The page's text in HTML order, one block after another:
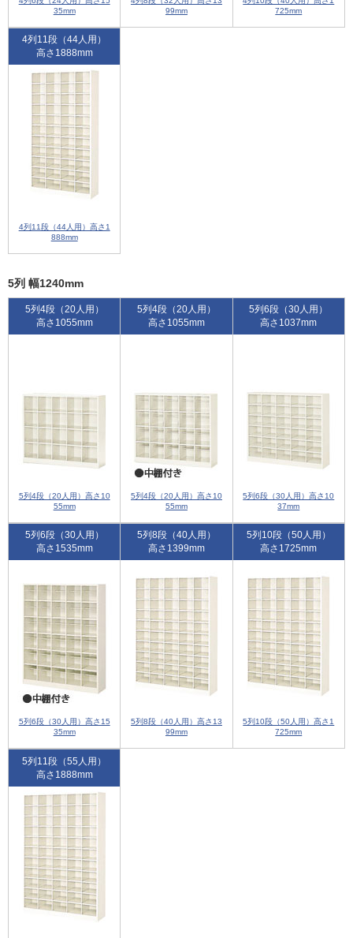
35mm
99mm
725mm
4列11段（44人用）
高さ1888mm
4列11段（44人用）高さ1
888mm
5列 幅1240mm
5列4段（20人用）
高さ1055mm
5列4段（20人用）高さ10
55mm
5列4段（20人用）
高さ1055mm
5列4段（20人用）高さ10
55mm
5列6段（30人用）
高さ1037mm
5列6段（30人用）高さ10
37mm
5列6段（30人用）
高さ1535mm
5列6段（30人用）高さ15
35mm
5列8段（40人用）
高さ1399mm
5列8段（40人用）高さ13
99mm
5列10段（50人用）
高さ1725mm
5列10段（50人用）高さ1
725mm
5列11段（55人用）
高さ1888mm